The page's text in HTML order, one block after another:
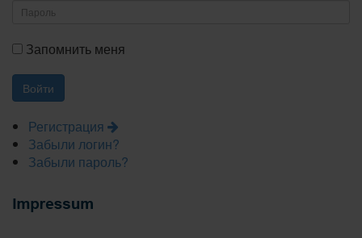
Запомнить меня
Регистрация
Забыли логин?
Забыли пароль?